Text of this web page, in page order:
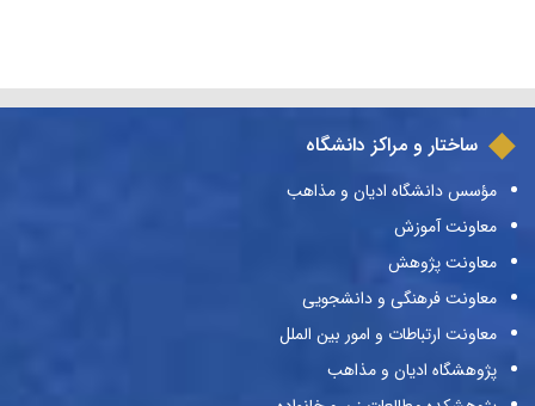
ساختار و مراکز دانشگاه
مؤسس دانشگاه ادیان و مذاهب
معاونت آموزش
معاونت پژوهش
معاونت فرهنگی و دانشجویی
معاونت ارتباطات و امور بین الملل
پژوهشگاه ادیان و مذاهب